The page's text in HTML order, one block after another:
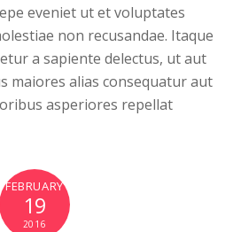
eveniet ut et voluptates
non recusandae. Itaque
a sapiente delectus, ut aut
maiores alias consequatur aut
asperiores repellat
FEBRUARY
19
2016